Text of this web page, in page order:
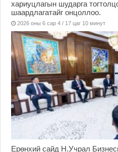
хариуцлагын шударга
шаардлагатайг онцоллоо.
2026 оны 6 сар 4 / 17 цаг 10 минут
Ерөнхий сайд Н.Учрал